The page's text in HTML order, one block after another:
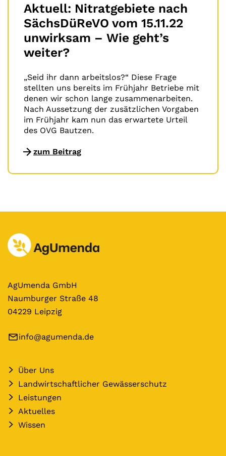
Aktuell: Nitratgebiete nach
SächsDüReVO vom 15.11.22
unwirksam – Wie geht’s
weiter?
„Seid ihr dann arbeitslos?“ Diese Frage
stellten uns bereits im Frühjahr Betriebe mit
denen wir schon lange zusammenarbeiten.
Nach Aussetzung der zusätzlichen Vorgaben
im Frühjahr kam nun das erwartete Urteil
des OVG Bautzen.
zum Beitrag
AgUmenda GmbH
Naumburger Straße 48
04229 Leipzig
info@agumenda.de
Über Uns
Landwirtschaftlicher Gewässerschutz
Leistungen
Aktuelles
Wissen